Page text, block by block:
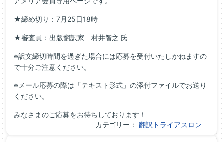
★締め切り：7月25日18時
★審査員：出版翻訳家 村井智之 氏
※訳文締切時間を過ぎた場合には応募を受付いたしかねますの
で十分ご注意ください。
※メール応募の際は「テキスト形式」の添付ファイルでお送り
ください。
みなさまのご応募をお待ちしております！
カテゴリー： 翻訳トライアスロン